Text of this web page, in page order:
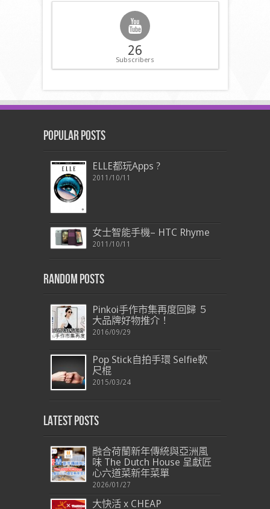
26
Subscribers
Popular Posts
ELLE都玩Apps ?
2011/10/11
女士智能手機– HTC Rhyme
2011/10/11
Random Posts
Pinkoi手作市集再度回歸 ５
大品牌好物推介！
2016/09/29
Pop Stick自拍手環 Selfie軟
尺棍
2015/03/24
Latest Posts
融合荷蘭新年傳統與亞洲風
味 The Dutch House 呈獻匠
心六道菜新年菜單
2026/01/27
大快活 x CHEAP